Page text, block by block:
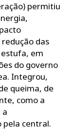
permitiu
das
em
do governo
Integrou,
queima, de
como a
a
pela central.